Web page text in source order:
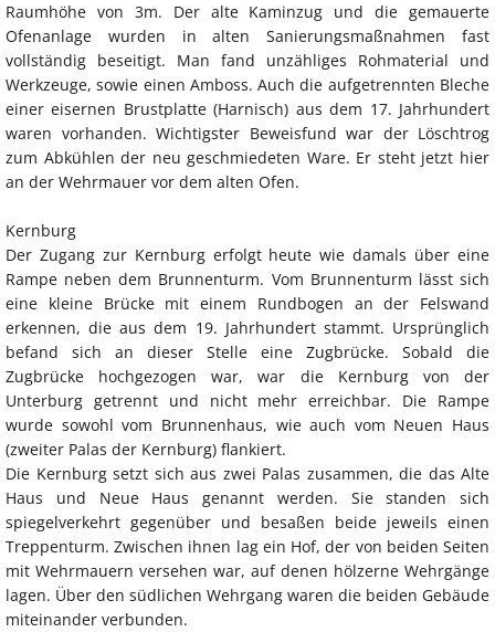
Raumhöhe von 3m. Der alte Kaminzug und die gemauerte
Ofenanlage wurden in alten Sanierungsmaßnahmen fast
vollständig beseitigt. Man fand unzähliges Rohmaterial und
Werkzeuge, sowie einen Amboss. Auch die aufgetrennten Bleche
einer eisernen Brustplatte (Harnisch) aus dem 17. Jahrhundert
waren vorhanden. Wichtigster Beweisfund war der Löschtrog
zum Abkühlen der neu geschmiedeten Ware. Er steht jetzt hier
an der Wehrmauer vor dem alten Ofen.
Kernburg
Der Zugang zur Kernburg erfolgt heute wie damals über eine
Rampe neben dem Brunnenturm. Vom Brunnenturm lässt sich
eine kleine Brücke mit einem Rundbogen an der Felswand
erkennen, die aus dem 19. Jahrhundert stammt. Ursprünglich
befand sich an dieser Stelle eine Zugbrücke. Sobald die
Zugbrücke hochgezogen war, war die Kernburg von der
Unterburg getrennt und nicht mehr erreichbar. Die Rampe
wurde sowohl vom Brunnenhaus, wie auch vom Neuen Haus
(zweiter Palas der Kernburg) flankiert.
Die Kernburg setzt sich aus zwei Palas zusammen, die das Alte
Haus und Neue Haus genannt werden. Sie standen sich
spiegelverkehrt gegenüber und besaßen beide jeweils einen
Treppenturm. Zwischen ihnen lag ein Hof, der von beiden Seiten
mit Wehrmauern versehen war, auf denen hölzerne Wehrgänge
lagen. Über den südlichen Wehrgang waren die beiden Gebäude
miteinander verbunden.